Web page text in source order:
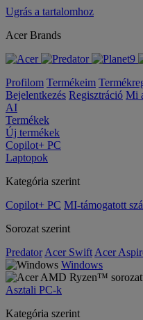
Ugrás a tartalomhoz
Acer Brands
Profilom Termékeim
Bejelentkezés Regisztráció Mi
AI
Termékek
Új termékek
Copilot+ PC
Laptopok
Kategória szerint
Copilot+ PC MI-támogatott
Sorozat szerint
Predator Acer Swift Acer
Windows
Asztali PC-k
Kategória szerint